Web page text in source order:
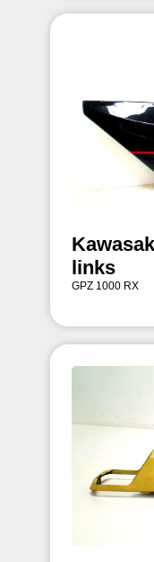
links
GPZ 1000 RX